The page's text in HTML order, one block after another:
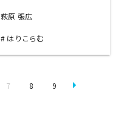
萩原 張広
はりこらむ
7 8 9